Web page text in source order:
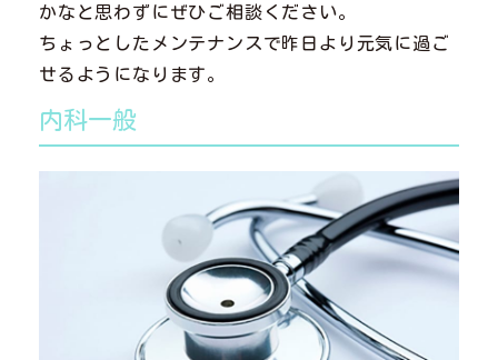
かなと思わずにぜひご相談ください。
ちょっとしたメンテナンスで昨日より元気に過ご
せるようになります。
内科一般